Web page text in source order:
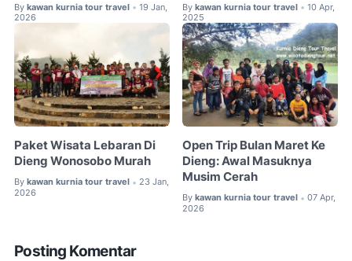
By kawan kurnia tour travel • 19 Jan,
2026
By kawan kurnia tour travel • 10 Apr,
2025
Paket Wisata Lebaran Di
Dieng Wonosobo Murah
By kawan kurnia tour travel • 23 Jan,
2026
Open Trip Bulan Maret Ke
Dieng: Awal Masuknya
Musim Cerah
By kawan kurnia tour travel • 07 Apr,
2026
Posting Komentar